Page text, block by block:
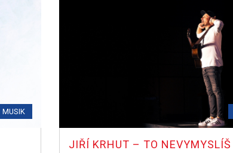
MUSIK
JIŘÍ KRHUT – TO NEVYMYSLÍŠ